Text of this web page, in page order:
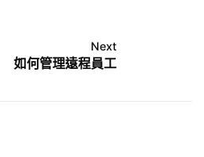
Next
如何管理遠程員工